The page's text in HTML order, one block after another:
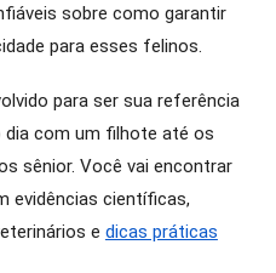
sobre como garantir
para esses felinos.
para ser sua referência
dia com um filhote até os
sênior. Você vai encontrar
evidências científicas,
e dicas práticas